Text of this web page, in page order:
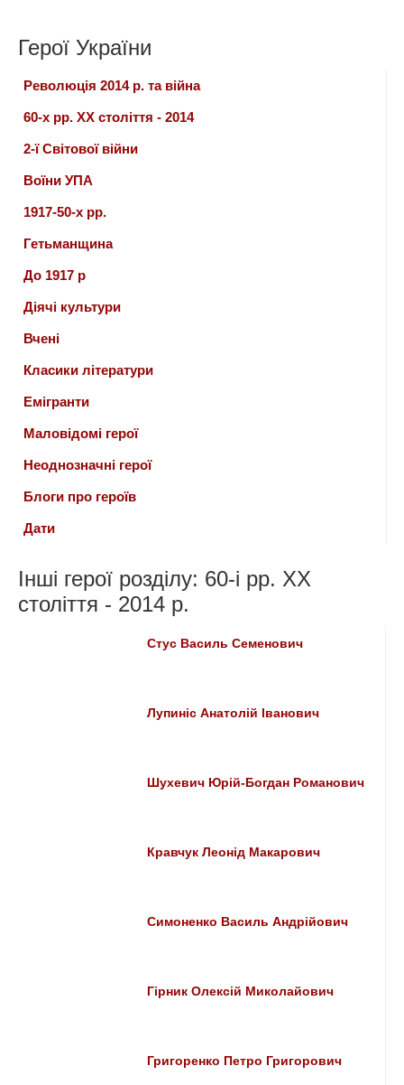
Герої України
Революція 2014 р. та війна
60-х рр. ХХ століття - 2014
2-ї Світової війни
Воїни УПА
1917-50-х рр.
Гетьманщина
До 1917 р
Діячі культури
Вчені
Класики літератури
Емігранти
Маловідомі герої
Неоднозначні герої
Блоги про героїв
Дати
Інші герої розділу: 60-і рр. ХХ
століття - 2014 р.
Стус Василь Семенович
Лупиніс Анатолій Іванович
Шухевич Юрій-Богдан Романович
Кравчук Леонід Макарович
Симоненко Василь Андрійович
Гірник Олексій Миколайович
Григоренко Петро Григорович